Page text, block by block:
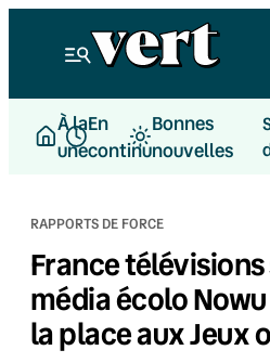
À la
une
En
continu
Bonnes
nouvelles
RAPPORTS DE FORCE
France
média écolo
la place aux Jeux